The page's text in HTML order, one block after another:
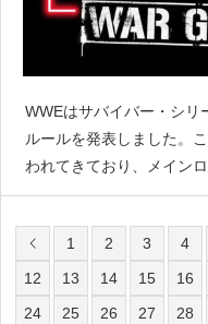
WWEはサバイバー・シリ
ルールを発表しました。
われてきており、メイン
ルールは概ねNXTで使用
1
2 3 4
12
13 14 15 16
24
25 26 27 28